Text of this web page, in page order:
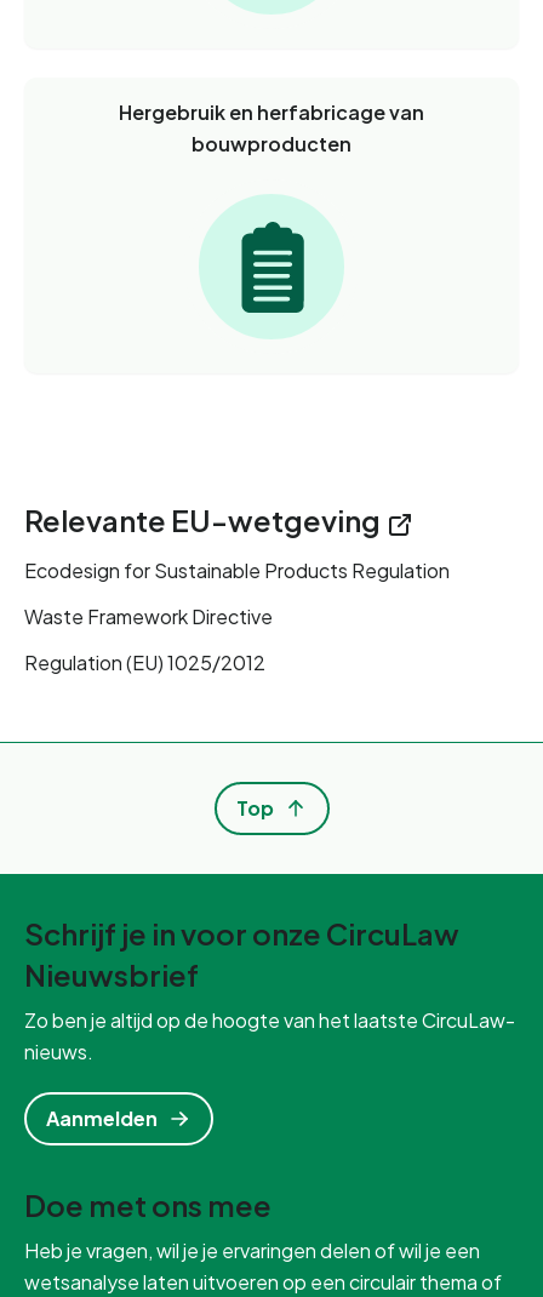
Hergebruik en herfabricage van
bouwproducten
Relevante EU-wetgeving
Ecodesign for Sustainable Products Regulation
Waste Framework Directive
Regulation (EU) 1025/2012
Top
Schrijf je in voor onze CircuLaw
Nieuwsbrief
Zo ben je altijd op de hoogte van het laatste CircuLaw-
nieuws.
Aanmelden
Doe met ons mee
Heb je vragen, wil je je ervaringen delen of wil je een
wetsanalyse laten uitvoeren op een circulair thema of